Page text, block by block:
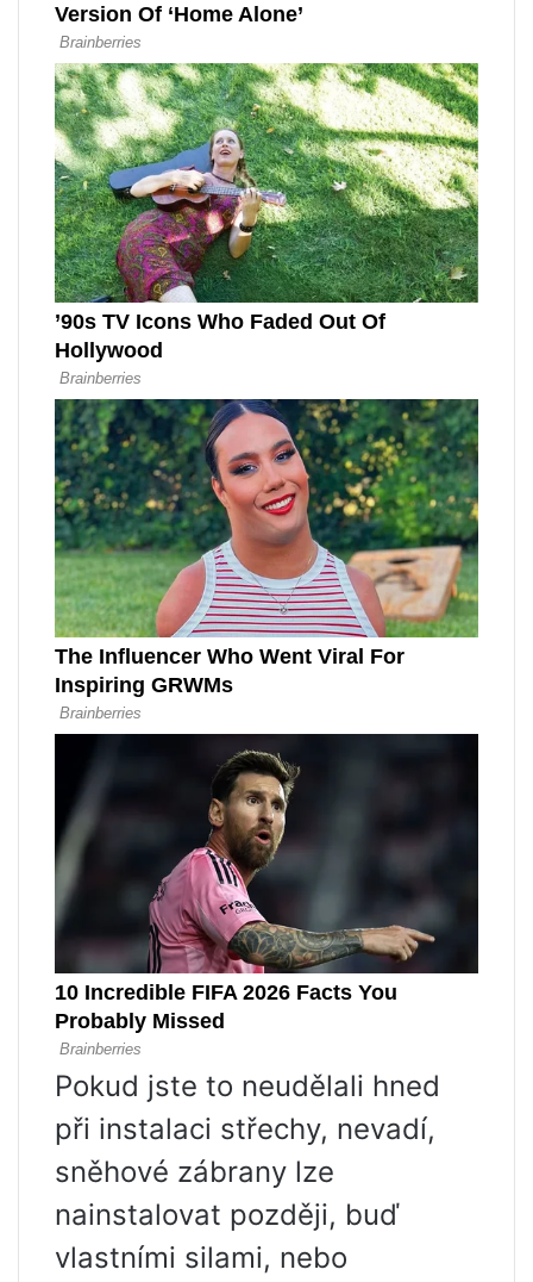
Pokud jste to neudělali hned
při instalaci střechy, nevadí,
sněhové zábrany lze
nainstalovat později, buď
vlastními silami, nebo